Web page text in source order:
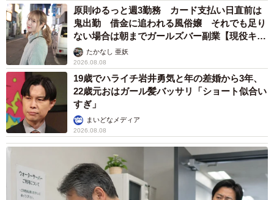
原則ゆるっと週3勤務 カード支払い日直前は
鬼出勤 借金に追われる風俗嬢 それでも足り
ない場合は朝までガールズバー副業【現役キャ
ストに取材】
たかなし 亜妖
2026.08.08
19歳でハライチ岩井勇気と年の差婚から3年、
22歳元おはガール髪バッサリ「ショート似合い
すぎ」
まいどなメディア
2026.08.08